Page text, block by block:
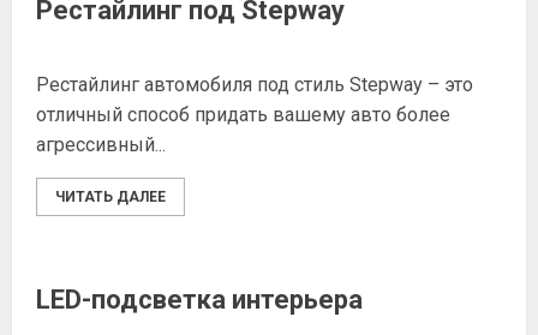
Рестайлинг под Stepway
Рестайлинг автомобиля под стиль Stepway – это
отличный способ придать вашему авто более
агрессивный...
ЧИТАТЬ ДАЛЕЕ
LED-подсветка интерьера